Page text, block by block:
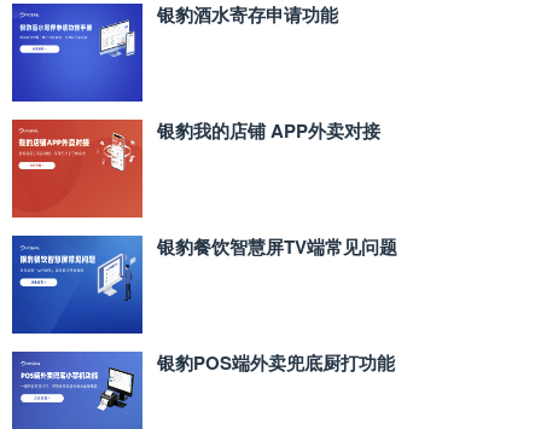
银豹酒水寄存申请功能
银豹我的店铺 APP外卖对接
银豹餐饮智慧屏TV端常见问题
银豹POS端外卖兜底厨打功能